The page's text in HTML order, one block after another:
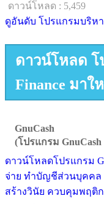
ดาวน์โหลด : 5,459
ดูอันดับ โปรแกรมบริหา
ดาวน์โหลด โ
Finance มาใ
GnuCash
(โปรแกรม
ดาวน์โหลดโปรแกรม
จ่าย ทำบัญชีส่วนบุคคล
สร้างวินัย ควบคุมพฤติ